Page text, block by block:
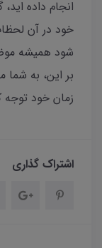
انجام داده
خود در آن
شود همیشه
بر این، به شما
زمان خود توجه
اشتراک گذاری